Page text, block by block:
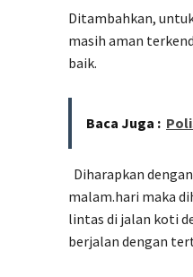
Ditambahkan,
masih aman
baik.
Baca Juga :
Diharapkan
malam.hari maka
lintas di jalan koti
berjalan dengan